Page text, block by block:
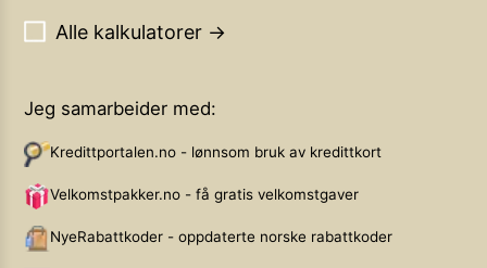
Alle kalkulatorer →
Jeg samarbeider med:
Kredittportalen.no - lønnsom bruk av kredittkort
Velkomstpakker.no - få gratis velkomstgaver
NyeRabattkoder - oppdaterte norske rabattkoder